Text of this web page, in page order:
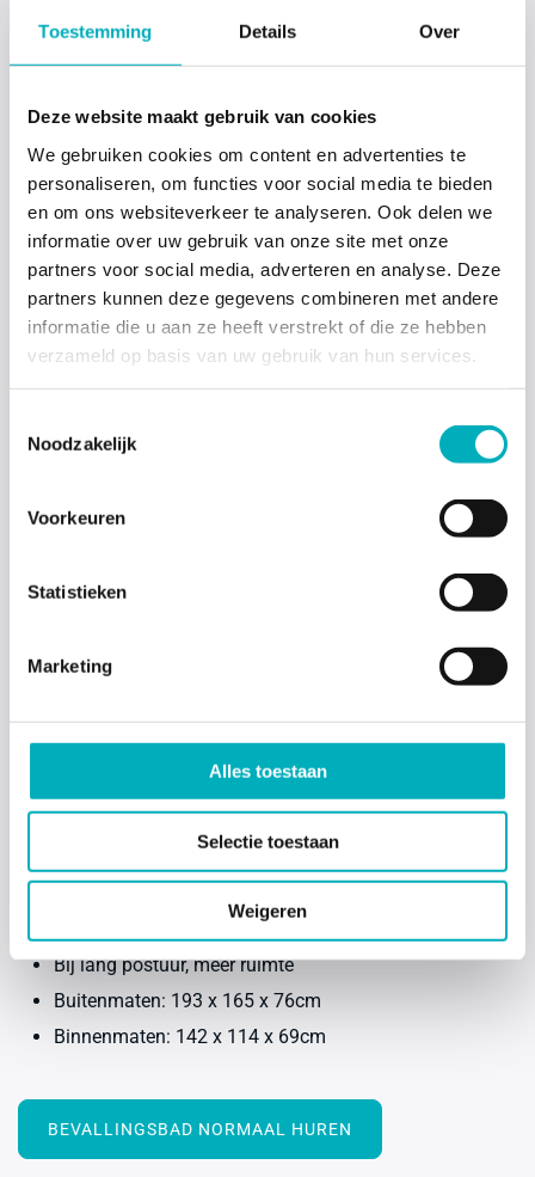
Toestemming Details Over
Deze website maakt gebruik van cookies
We gebruiken cookies om content en advertenties te
personaliseren, om functies voor social media te bieden
en om ons websiteverkeer te analyseren. Ook delen we
informatie over uw gebruik van onze site met onze
partners voor social media, adverteren en analyse. Deze
partners kunnen deze gegevens combineren met andere
informatie die u aan ze heeft verstrekt of die ze hebben
verzameld op basis van uw gebruik van hun services.
Noodzakelijk
Voorkeuren
Statistieken
Marketing
Alles toestaan
Selectie toestaan
Weigeren
Bevallingsbad Normaal
Professioneel bevallingsbad
Eventueel ruimte voor partner
Geen maximale lichaamslengte
Bij lang postuur, meer ruimte
Buitenmaten: 193 x 165 x 76cm
Binnenmaten: 142 x 114 x 69cm
BEVALLINGSBAD NORMAAL HUREN